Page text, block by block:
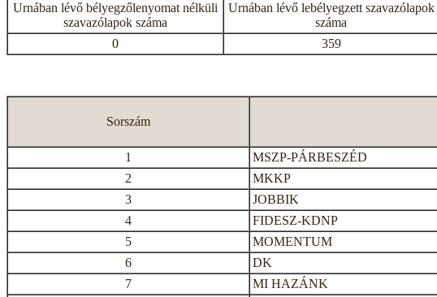
Urnában lévő bélyegzőlenyomat nélküli
szavazólapok száma
Urnában lévő lebélyegzett szavazólapok
száma
0 359
Sorszám
1
MSZP-PÁRBESZÉD
2
MKKP
3
JOBBIK
4
FIDESZ-KDNP
5
MOMENTUM
6
DK
7
MI HAZÁNK